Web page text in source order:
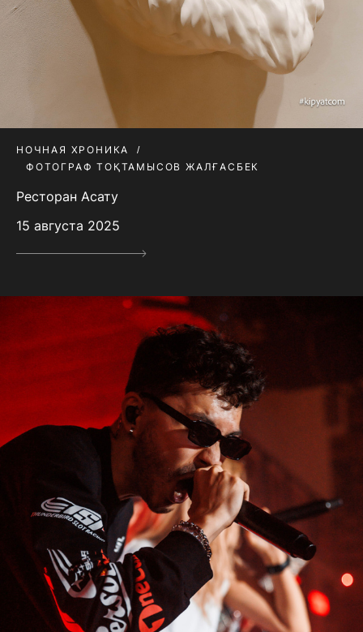
НОЧНАЯ ХРОНИКА
ФОТОГРАФ ТОҚТАМЫСОВ ЖАЛҒАСБЕК
Ресторан Асату
15 августа 2025